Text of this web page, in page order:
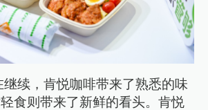
继续，肯悦咖啡带来了熟悉的味
食则带来了新鲜的看头。肯悦